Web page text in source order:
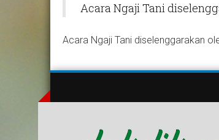
Acara Ngaji Tani
Acara Ngaji Tani diselenggarakan